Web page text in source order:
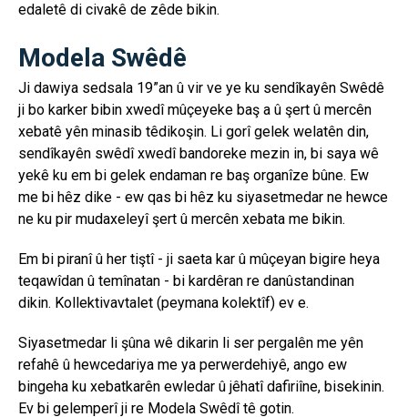
edaletê di civakê de zêde bikin.
Modela Swêdê
Ji dawiya sedsala 19”an û vir ve ye ku sendîkayên Swêdê
ji bo karker bibin xwedî mûçeyeke baş a û şert û mercên
xebatê yên minasib têdikoşin. Li gorî gelek welatên din,
sendîkayên swêdî xwedî bandoreke mezin in, bi saya wê
yekê ku em bi gelek endaman re baş organîze bûne. Ew
me bi hêz dike - ew qas bi hêz ku siyasetmedar ne hewce
ne ku pir mudaxeleyî şert û mercên xebata me bikin.
Em bi piranî û her tiştî - ji saeta kar û mûçeyan bigire heya
teqawîdan û temînatan - bi kardêran re danûstandinan
dikin. Kollektivavtalet (peymana kolektîf) ev e.
Siyasetmedar li şûna wê dikarin li ser pergalên me yên
refahê û hewcedariya me ya perwerdehiyê, ango ew
bingeha ku xebatkarên ewledar û jêhatî dafiriîne, bisekinin.
Ev bi gelemperî ji re Modela Swêdî tê gotin.